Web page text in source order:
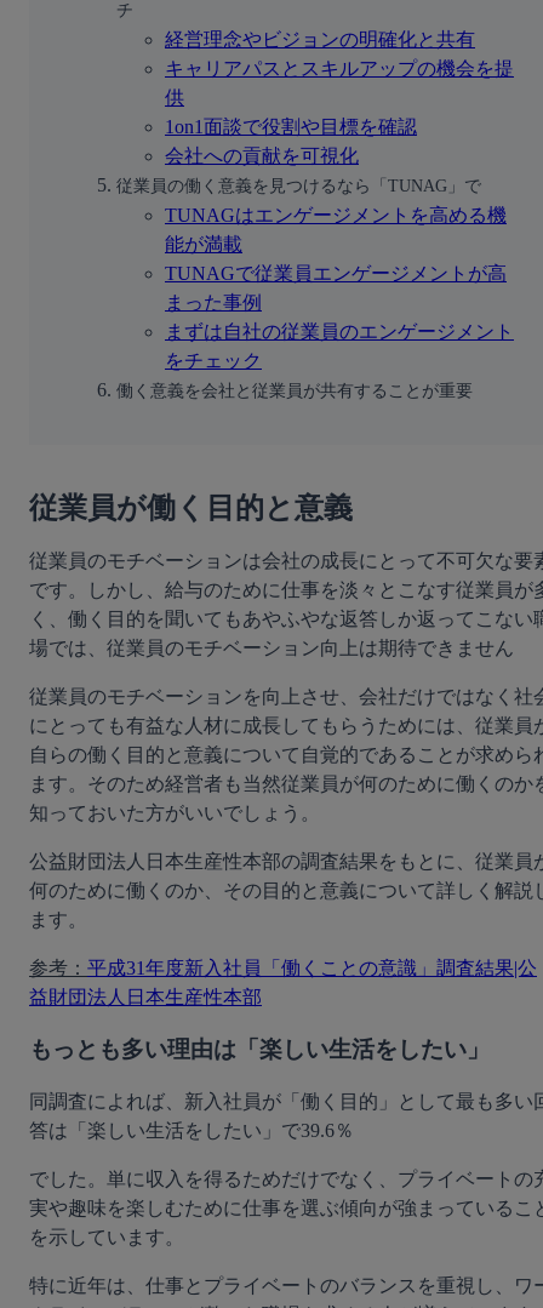
チ
経営理念やビジョンの明確化と共有
キャリアパスとスキルアップの機会を提
供
1on1面談で役割や目標を確認
会社への貢献を可視化
従業員の働く意義を見つけるなら「TUNAG」で
TUNAGはエンゲージメントを高める機
能が満載
TUNAGで従業員エンゲージメントが高
まった事例
まずは自社の従業員のエンゲージメント
をチェック
働く意義を会社と従業員が共有することが重要
従業員が働く目的と意義
従業員のモチベーションは会社の成長にとって不可欠な要
です。しかし、給与のために仕事を淡々とこなす従業員が
く、働く目的を聞いてもあやふやな返答しか返ってこない
場では、従業員のモチベーション向上は期待できません
従業員のモチベーションを向上させ、会社だけではなく社
にとっても有益な人材に成長してもらうためには、従業員
自らの働く目的と意義について自覚的であることが求めら
ます。そのため経営者も当然従業員が何のために働くのか
知っておいた方がいいでしょう。
公益財団法人日本生産性本部の調査結果をもとに、従業員
何のために働くのか、その目的と意義について詳しく解説
ます。
参考： 平成31年度新入社員「働くことの意識」調査結果|公
益財団法人日本生産性本部
もっとも多い理由は「楽しい生活をしたい」
同調査によれば、新入社員が「働く目的」として最も多い
答は「楽しい生活をしたい」で39.6％
でした。単に収入を得るためだけでなく、プライベートの
実や趣味を楽しむために仕事を選ぶ傾向が強まっているこ
を示しています。
特に近年は、仕事とプライベートのバランスを重視し、ワ